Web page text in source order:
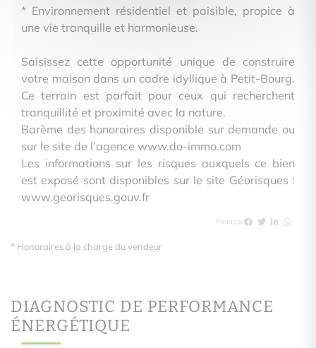
* Environnement résidentiel et paisible, propice à
une vie tranquille et harmonieuse.
Saisissez cette opportunité unique de construire
votre maison dans un cadre idyllique à Petit-Bourg.
Ce terrain est parfait pour ceux qui recherchent
tranquillité et proximité avec la nature.
Barème des honoraires disponible sur demande ou
sur le site de l’agence www.do-immo.com
Les informations sur les risques auxquels ce bien
est exposé sont disponibles sur le site Géorisques :
www.georisques.gouv.fr
Partager
* Honoraires à la charge du vendeur
DIAGNOSTIC DE PERFORMANCE
ÉNERGÉTIQUE